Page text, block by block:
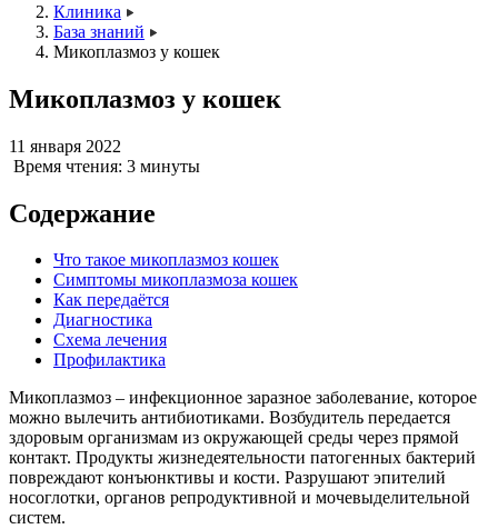
Клиника
База знаний
Микоплазмоз у кошек
Микоплазмоз у кошек
11 января 2022
Время чтения: 3 минуты
Содержание
Что такое микоплазмоз кошек
Симптомы микоплазмоза кошек
Как передаётся
Диагностика
Схема лечения
Профилактика
Микоплазмоз – инфекционное заразное заболевание, которое
можно вылечить антибиотиками. Возбудитель передается
здоровым организмам из окружающей среды через прямой
контакт. Продукты жизнедеятельности патогенных бактерий
повреждают конъюнктивы и кости. Разрушают эпителий
носоглотки, органов репродуктивной и мочевыделительной
систем.